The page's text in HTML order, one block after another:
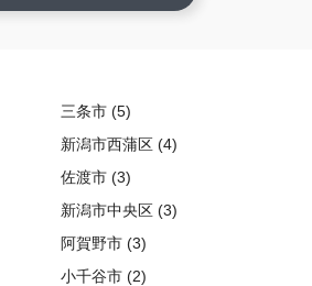
三条市 (5)
新潟市西蒲区 (4)
佐渡市 (3)
新潟市中央区 (3)
阿賀野市 (3)
小千谷市 (2)